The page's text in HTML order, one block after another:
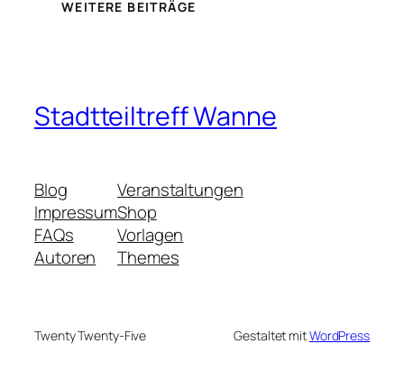
WEITERE BEITRÄGE
Stadtteiltreff Wanne
Blog
Impressum
FAQs
Autoren
Veranstaltungen
Shop
Vorlagen
Themes
Twenty Twenty-Five Gestaltet mitWordPress